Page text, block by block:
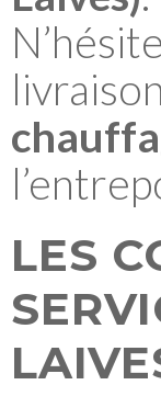
LES